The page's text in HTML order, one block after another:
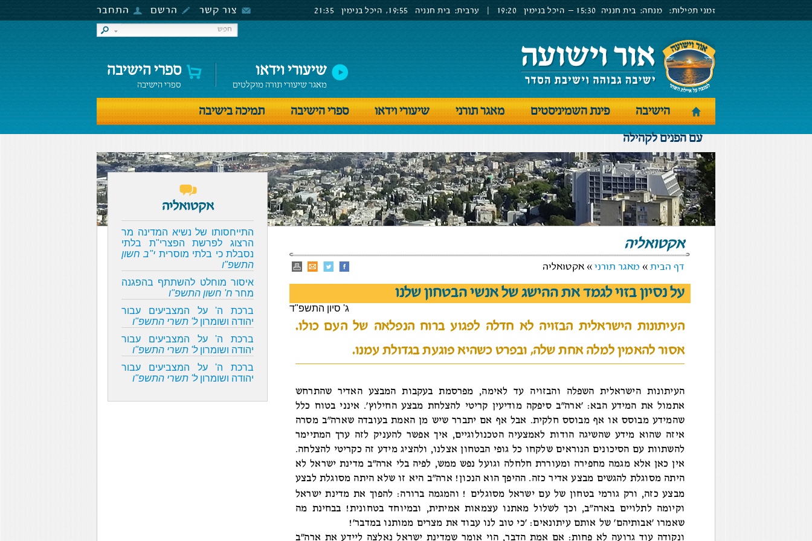
זמני תפילות: מנחה: בית חנניה 15:30 – היכל בנימין ערבית: בית חנניה היכל בנימין צור קשר הרשם התחבר
שיעורי וידאו
מאגר שיעורי תורה מוקלטים
ספרי הישיבה
ספרי הישיבה
הישיבה פינת השמיניסטים מאגר תורני שיעורי וידאו ספרי הישיבה
תמיכה בישיבה
עם הפנים לקהילה
אקטואליה
דף הבית » מאגר תורני » אקטואליה
על נסיון בזוי לגמד את ההישג של אנשי הבטחון שלנו
ג' סיון התשפ"ד
העיתונות הישראלית הבזויה לא חדלה לפגוע ברוח הנפלאה של העם כולו.
אסור להאמין למלה אחת שלה, ובפרט כשהיא פוגעת בגדולת עמנו.
העיתונות הישראלית השפלה והבזויה עד לאימה, מפרסמת בעקבות המבצע האדיר שהתרחש
אתמול את המידע הבא: 'ארה"ב סיפקה מודיעין קריטי להצלחת מבצע החילוץ'. אינני בטוח כלל
שהמידע מבוסס או אף מבוסס חלקית. אבל אף אם יתברר שיש מן האמת בעובדה שארה"ב מסרה
איזה שהוא מידע שהשיגה הודות לאמצעיה הטכנולוגיים, איך אפשר להעניק לזה ערך המתיימר
להשתוות עם הסיכונים הנוראים שלקחו כל גופי הבטחון אצלנו, ולהציג מידע זה כקריטי להצלחה.
אין כאן אלא מגמה מחפירה ומעוררת חלחלה וגועל נפש ממש, לפיה בלי ארה"ב מדינת ישראל לא
היתה מסוגלת להגשים מבצע אדיר כזה. ההיפך הוא הנכון! ארה"ב היא זו שלא היתה מסוגלת לבצע
מבצע כזה, ורק גורמי בטחון של עם ישראל מסוגלים
! והמגמה ברורה: להפוך את מדינת ישראל
וקיומה לתלויים בארה"ב, וכך לשלול מאתנו עצמאות אמיתית, ובמיוחד בטחונית! בבחינת מה
שאמרו 'אבותיהם' של אותם עיתונאים: 'כי טוב לנו עבוד את מצרים ממותנו במדבר'!
ונקודה עוד גרועה לא פחות: אם אמת הדבר, הוי אומר שמדינת ישראל נאלצה ליידע את ארה"ב
אקטואליה
התייחסותו של נשיא המדינה מר
הרצוג לפרשת הפצרי"ת בלתי
נסבלת כי בלתי מוסרית י"ב חשון
התשפ"ו
איסור מוחלט להשתתף בהפגנה
מחר ח' חשון התשפ"ו
ברכת ה' על המצביעים עבור
יהודה ושומרון ל' תשרי התשפ"ו
ברכת ה' על המצביעים עבור
יהודה ושומרון ל' תשרי התשפ"ו
ברכת ה' על המצביעים עבור
יהודה ושומרון ל' תשרי התשפ"ו